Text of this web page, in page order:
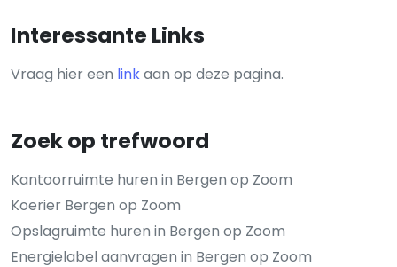
Interessante Links
Vraag hier een linkaan op deze pagina.
Zoek op trefwoord
Kantoorruimte huren in Bergen op Zoom
Koerier Bergen op Zoom
Opslagruimte huren in Bergen op Zoom
Energielabel aanvragen in Bergen op Zoom